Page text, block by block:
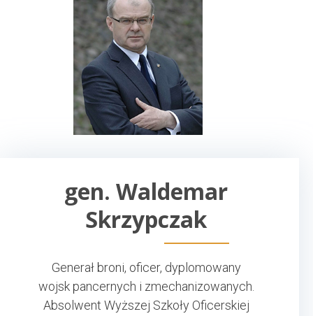
gen. Waldemar
Skrzypczak
Generał broni, oficer, dyplomowany
wojsk pancernych i zmechanizowanych.
Absolwent Wyższej Szkoły Oficerskiej